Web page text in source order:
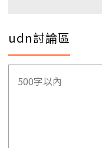
udn討論區